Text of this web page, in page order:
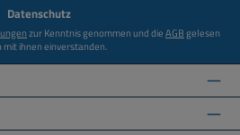
Datenschutz
zur Kenntnis genommen und dieAGBgelesen
mit ihnen einverstanden.